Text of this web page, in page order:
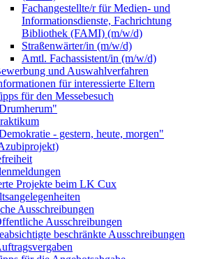
Fachangestellte/r für Medien- und
Informationsdienste, Fachrichtung
Bibliothek (FAMI) (m/w/d)
Straßenwärter/in (m/w/d)
Amtl. Fachassistent/in (m/w/d)
und Auswahlverfahren
für interessierte Eltern
für den Messebesuch
- gestern, heute, morgen"
Projekte beim LK Cux
Ausschreibungen
Ausschreibungen
beschränkte Ausschreibungen